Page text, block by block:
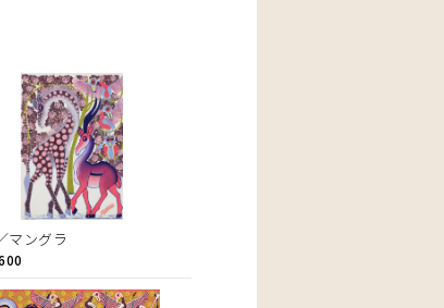
マングラ